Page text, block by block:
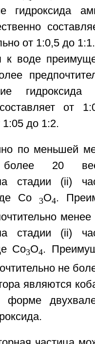
гидроксида
от 1:0,5 до
к воде
от
1:05 до 1:2.
по меньшей
более 20
стадии (ii)
Co 3O4.
стадии (ii)
Co3O4.
не
являются
форме